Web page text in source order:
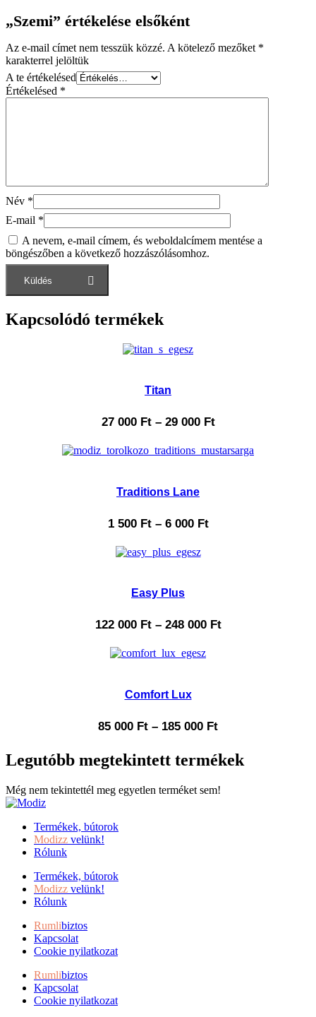
„Szemi” értékelése elsőként
Az e-mail címet nem tesszük közzé. A kötelező mezőket *
karakterrel jelöltük
A te értékelésed
Értékelésed *
Név *
E-mail *
A nevem, e-mail címem, és weboldalcímem mentése a
böngészőben a következő hozzászólásomhoz.
Kapcsolódó termékek
Titan
27 000 Ft– 29 000 Ft
Traditions Lane
1 500 Ft– 6 000 Ft
Easy Plus
122 000 Ft– 248 000 Ft
Comfort Lux
85 000 Ft – 185 000 Ft
Legutóbb megtekintett termékek
Még nem tekintettél meg egyetlen terméket sem!
Termékek, bútorok
Modizz velünk!
Rólunk
Termékek, bútorok
Modizz velünk!
Rólunk
Rumlibiztos
Kapcsolat
Cookie nyilatkozat
Rumlibiztos
Kapcsolat
Cookie nyilatkozat